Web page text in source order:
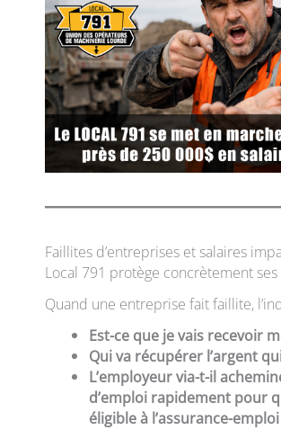
Faillites d’entreprises et salaires
Local 791 protège concrètement
Quand une entreprise fait faillite,
Est-ce que je vais recevoir
Qui va récupérer l’argent
L’employeur via-t-il
d’emploi rapidement pour
éligible à l’assurance-emploi